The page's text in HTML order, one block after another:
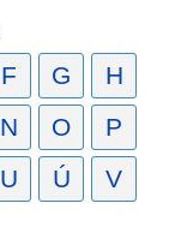
F G
H
N O
P
U Ú
V